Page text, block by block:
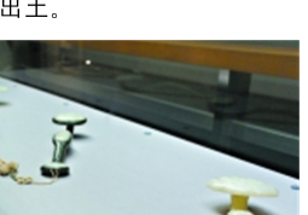
出土。